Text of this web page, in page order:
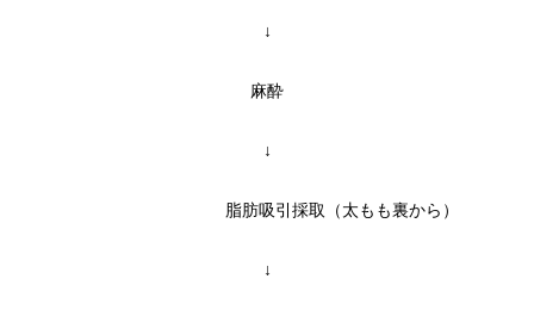
↓
麻酔
↓
脂肪吸引採取（太もも裏から）
↓